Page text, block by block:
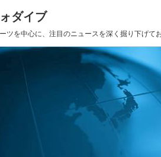
ダイブ
ツを中心に、注目のニュースを深く掘り下げて